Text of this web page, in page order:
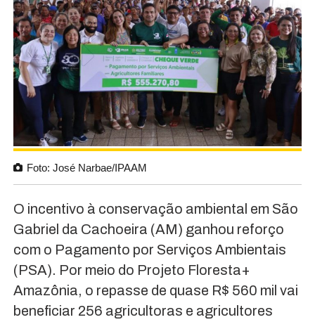
Foto: José Narbae/IPAAM
O incentivo à conservação ambiental em São
Gabriel da Cachoeira (AM) ganhou reforço
com o Pagamento por Serviços Ambientais
(PSA). Por meio do Projeto Floresta+
Amazônia, o repasse de quase R$ 560 mil vai
beneficiar 256 agricultoras e agricultores